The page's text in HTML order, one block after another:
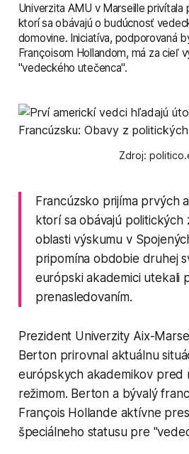
Univerzita AMU v Marseille privítala
ktorí sa obávajú o budúcnosť
domovine. Iniciatíva, podporovaná
Françoisom Hollandom, má za cieľ
"vedeckého utečenca".
Zdroj:
Francúzsko prijíma prvých
ktorí sa obávajú politických
oblasti výskumu v
pripomína obdobie druhej
európski akademici utekali
prenasledovaním.
Prezident Univerzity Aix-
Berton prirovnal aktuálnu
európskych akademikov pred
režimom. Berton a bývalý
François Hollande aktívne
špeciálneho statusu pre